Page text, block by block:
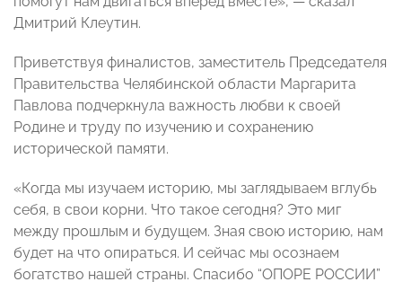
Дмитрий Клеутин.
Приветствуя финалистов, заместитель Председателя
Правительства Челябинской области Маргарита
Павлова подчеркнула важность любви к своей
Родине и труду по изучению и сохранению
исторической памяти.
«Когда мы изучаем историю, мы заглядываем вглубь
себя, в свои корни. Что такое сегодня? Это миг
между прошлым и будущем. Зная свою историю, нам
будет на что опираться. И сейчас мы осознаем
богатство нашей страны. Спасибо “ОПОРЕ РОССИИ”